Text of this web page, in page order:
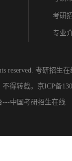
考研
专业
reserved. 考研招生在
得转载。 京ICP备
---中国考研招生在线